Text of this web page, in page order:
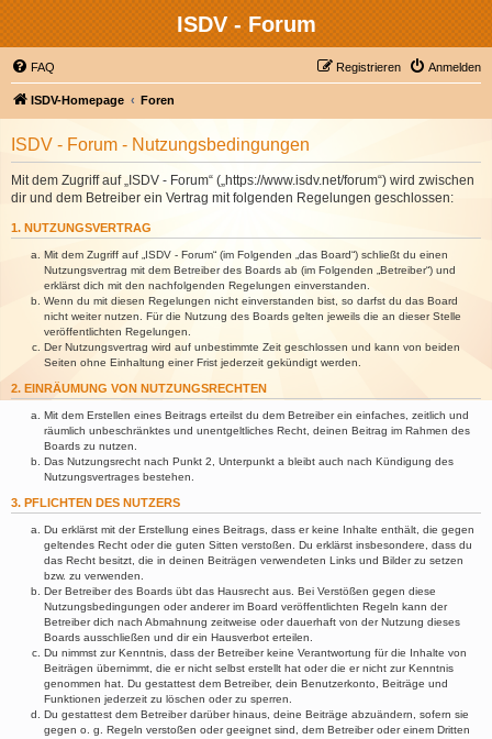
ISDV - Forum
FAQ Anmelden
Registrieren
ISDV-Homepage Foren
ISDV - Forum - Nutzungsbedingungen
Mit dem Zugriff auf „ISDV - Forum“ („https://www.isdv.net/forum“) wird zwischen
dir und dem Betreiber ein Vertrag mit folgenden Regelungen geschlossen:
1. NUTZUNGSVERTRAG
Mit dem Zugriff auf „ISDV - Forum“ (im Folgenden „das Board“) schließt du einen
Nutzungsvertrag mit dem Betreiber des Boards ab (im Folgenden „Betreiber“) und
erklärst dich mit den nachfolgenden Regelungen einverstanden.
Wenn du mit diesen Regelungen nicht einverstanden bist, so darfst du das Board
nicht weiter nutzen. Für die Nutzung des Boards gelten jeweils die an dieser Stelle
veröffentlichten Regelungen.
Der Nutzungsvertrag wird auf unbestimmte Zeit geschlossen und kann von beiden
Seiten ohne Einhaltung einer Frist jederzeit gekündigt werden.
2. EINRÄUMUNG VON NUTZUNGSRECHTEN
Mit dem Erstellen eines Beitrags erteilst du dem Betreiber ein einfaches, zeitlich und
räumlich unbeschränktes und unentgeltliches Recht, deinen Beitrag im Rahmen des
Boards zu nutzen.
Das Nutzungsrecht nach Punkt 2, Unterpunkt a bleibt auch nach Kündigung des
Nutzungsvertrages bestehen.
3. PFLICHTEN DES NUTZERS
Du erklärst mit der Erstellung eines Beitrags, dass er keine Inhalte enthält, die gegen
geltendes Recht oder die guten Sitten verstoßen. Du erklärst insbesondere, dass du
das Recht besitzt, die in deinen Beiträgen verwendeten Links und Bilder zu setzen
bzw. zu verwenden.
Der Betreiber des Boards übt das Hausrecht aus. Bei Verstößen gegen diese
Nutzungsbedingungen oder anderer im Board veröffentlichten Regeln kann der
Betreiber dich nach Abmahnung zeitweise oder dauerhaft von der Nutzung dieses
Boards ausschließen und dir ein Hausverbot erteilen.
Du nimmst zur Kenntnis, dass der Betreiber keine Verantwortung für die Inhalte von
Beiträgen übernimmt, die er nicht selbst erstellt hat oder die er nicht zur Kenntnis
genommen hat. Du gestattest dem Betreiber, dein Benutzerkonto, Beiträge und
Funktionen jederzeit zu löschen oder zu sperren.
Du gestattest dem Betreiber darüber hinaus, deine Beiträge abzuändern, sofern sie
gegen o. g. Regeln verstoßen oder geeignet sind, dem Betreiber oder einem Dritten